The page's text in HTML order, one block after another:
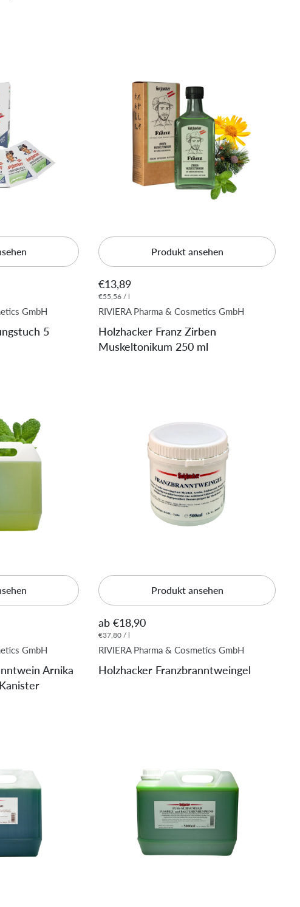
GmbH
5
Produkt ansehen
€13,89
€55,56 / l
RIVIERA Pharma & Cosmetics GmbH
Holzhacker Franz Zirben
Muskeltonikum 250 ml
GmbH
Arnika
Produkt ansehen
ab €18,90
€37,80 / l
RIVIERA Pharma & Cosmetics GmbH
Holzhacker Franzbranntweingel